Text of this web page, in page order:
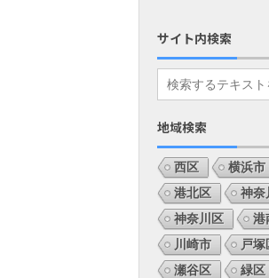
サイト内検索
地域検索
西区 横浜市
港北区
神奈
神奈川区
港
川崎市
戸塚
瀬谷区
緑区